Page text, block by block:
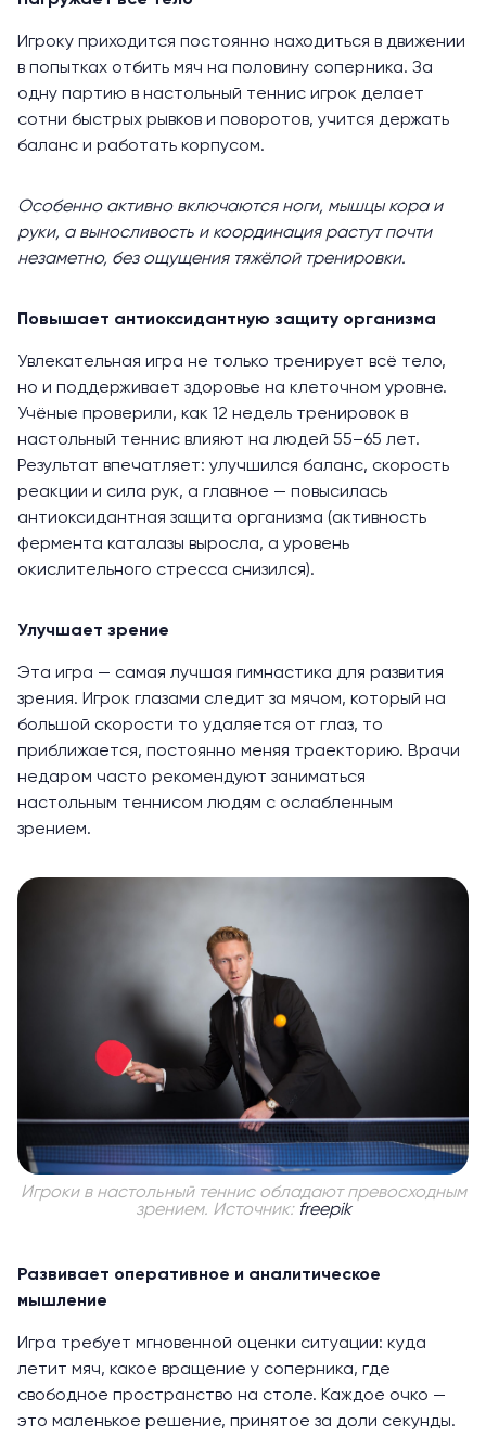
Игроку приходится постоянно находиться в движении
в попытках отбить мяч на половину соперника. За
одну партию в настольный теннис игрок делает
сотни быстрых рывков и поворотов, учится держать
баланс и работать корпусом.
Особенно активно включаются ноги, мышцы кора и
руки, а выносливость и координация растутпочти
незаметно, без ощущения тяжёлой тренировки.
Повышает антиоксидантную защиту организма
Увлекательная игра не только тренирует всё тело,
но и поддерживает здоровье на клеточном уровне.
Учёные проверили, как 12 недель тренировок в
настольный теннис влияют на людей 55–65 лет.
Результат впечатляет: улучшился баланс, скорость
реакции и сила рук, а главное — повысилась
антиоксидантная защита организма (активность
фермента каталазы выросла, а уровень
окислительного стресса снизился).
Улучшает зрение
Эта игра — самая лучшая гимнастика для развития
зрения. Игрок глазами следит за мячом, который на
большой скорости то удаляется от глаз, то
приближается, постоянно меняя траекторию. Врачи
недаром часто рекомендуют заниматься
настольным теннисом людям с ослабленным
зрением.
Игроки в настольный теннис обладают превосходным
зрением. Источник: freepik
Развивает оперативное и аналитическое
мышление
Игра требует мгновенной оценки ситуации: куда
летит мяч, какое вращение у соперника, где
свободное пространство на столе. Каждое очко —
это маленькое решение, принятое за доли секунды.